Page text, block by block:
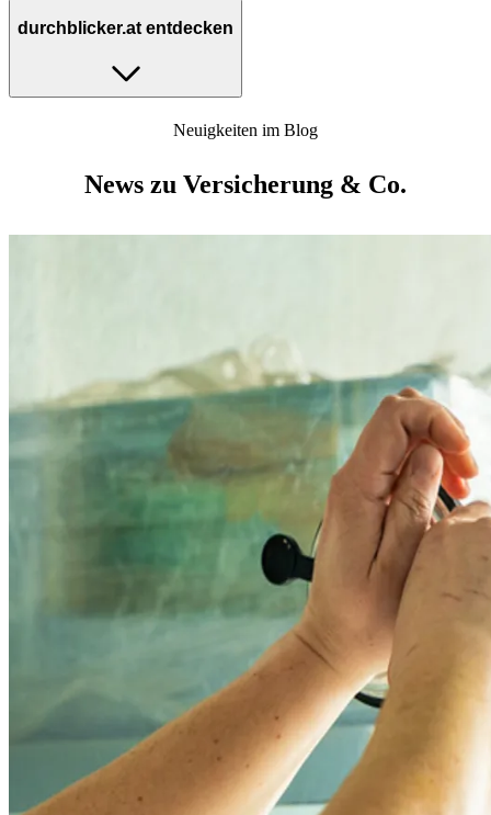
durchblicker.at entdecken
Neuigkeiten im Blog
News zu Versicherung & Co.